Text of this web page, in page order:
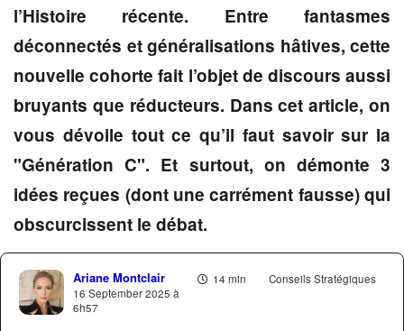
l’Histoire récente. Entre fantasmes
déconnectés et généralisations hâtives, cette
nouvelle cohorte fait l’objet de discours aussi
bruyants que réducteurs. Dans cet article, on
vous dévoile tout ce qu’il faut savoir sur la
"Génération C". Et surtout, on démonte 3
idées reçues (dont une carrément fausse) qui
obscurcissent le débat.
14 min Conseils Stratégiques
Ariane Montclair
16 September 2025 à
6h57